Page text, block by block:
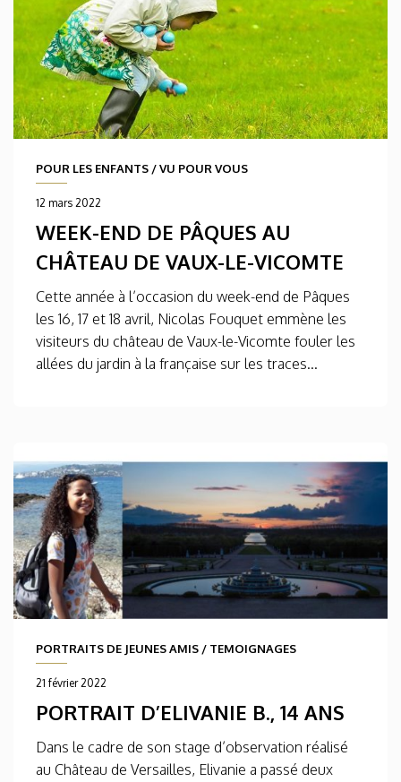
POUR LES ENFANTS /VU POUR VOUS
12 mars 2022
WEEK-END DE PÂQUES AU
CHÂTEAU DE VAUX-LE-VICOMTE
Cette année à l’occasion du week-end de Pâques
les 16, 17 et 18 avril, Nicolas Fouquet emmène les
visiteurs du château de Vaux-le-Vicomte fouler les
allées du jardin à la française sur les traces...
PORTRAITS DE JEUNES AMIS / TEMOIGNAGES
21 février 2022
PORTRAIT D’ELIVANIE B., 14 ANS
Dans le cadre de son stage d’observation réalisé
au Château de Versailles, Elivanie a passé deux